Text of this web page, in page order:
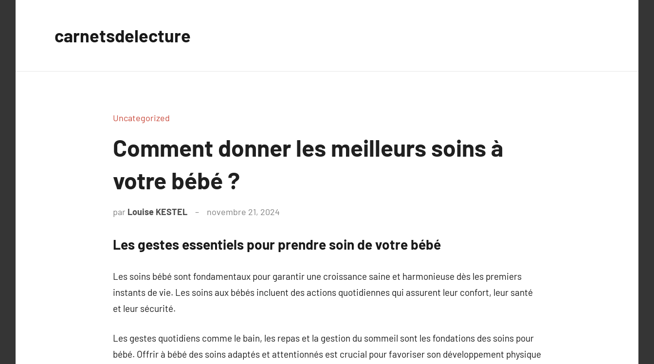
carnetsdelecture
Uncategorized
Comment donner les meilleurs soins à
votre bébé ?
par Louise KESTEL novembre 21, 2024
Les gestes essentiels pour prendre soin de votre bébé
Les soins bébé sont fondamentaux pour garantir une croissance saine et harmonieuse dès les premiers
instants de vie. Les soins aux bébés incluent des actions quotidiennes qui assurent leur confort, leur santé
et leur sécurité.
Les gestes quotidiens comme le bain, les repas et la gestion du sommeil sont les fondations des soins pour
bébé. Offrir à bébé des soins adaptés et attentionnés est crucial pour favoriser son développement physique